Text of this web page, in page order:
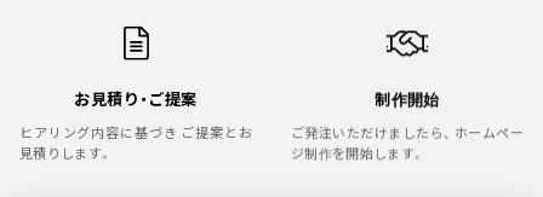
お見積り・ご提案
ヒアリング内容に基づき ご提案とお
見積りします。
制作開始
ご発注いただけましたら、 ホームペー
ジ制作を開始します。